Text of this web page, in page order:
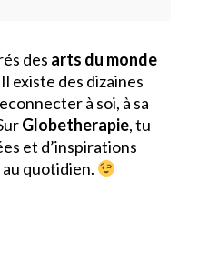
des arts du monde
existe des dizaines
à soi, à sa
Globetherapie, tu
et d’inspirations
quotidien.